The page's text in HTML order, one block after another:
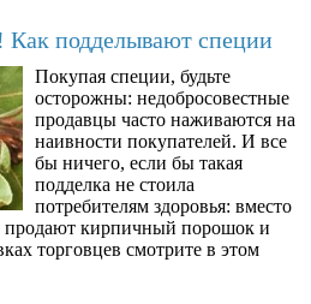
Как подделывают специи
Покупая специи, будьте
осторожны: недобросовестные
продавцы часто наживаются на
наивности покупателей. И все
бы ничего, если бы такая
подделка не стоила
потребителям здоровья: вместо
кирпичный порошок и
торговцев смотрите в этом